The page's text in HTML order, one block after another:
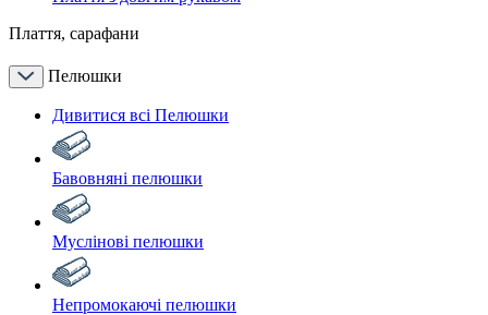
Плаття, сарафани
Пелюшки
Дивитися всі Пелюшки
Бавовняні пелюшки
Муслінові пелюшки
Непромокаючі пелюшки